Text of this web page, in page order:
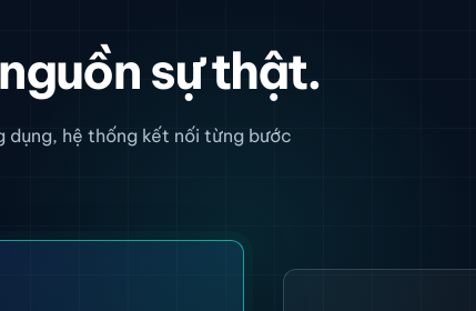
sự thật.
dụng, hệ thống kết nối từng bước